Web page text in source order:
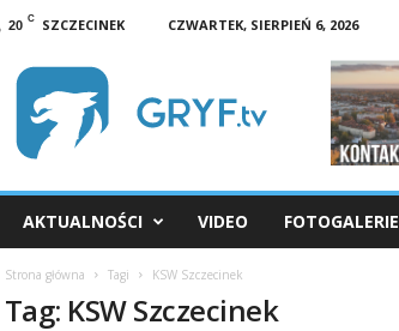
20 C SZCZECINEK
CZWARTEK, SIERPIEŃ 6, 2026
AKTUALNOŚCI VIDEO FOTOGALERIE
Strona główna Tagi KSW Szczecinek
Tag: KSW Szczecinek